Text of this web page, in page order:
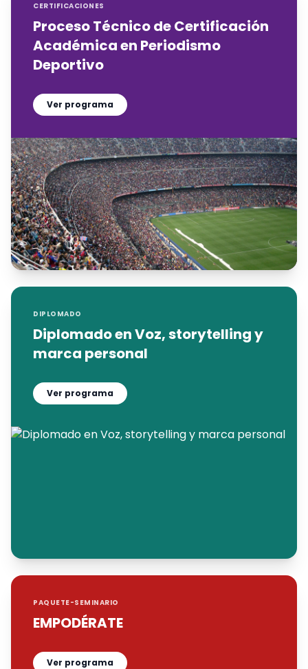
CERTIFICACIONES
Proceso Técnico de Certificación
Académica en Periodismo
Deportivo
Ver programa
DIPLOMADO
Diplomado en Voz, storytelling y
marca personal
Ver programa
PAQUETE-SEMINARIO
EMPODÉRATE
Ver programa